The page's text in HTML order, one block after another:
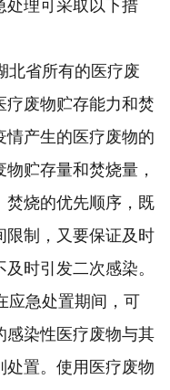
处理可采取以下措
北省所有的医疗废
疗废物贮存能力和焚
情产生的医疗废物的
贮存量和焚烧量，
焚烧的优先顺序，既
限制，又要保证及时
时引发二次感染。
应急处置期间，可
感染性医疗废物与其
处置。使用医疗废物